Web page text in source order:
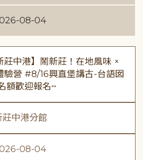
08-04
莊中港】鬧新莊！在地風味 ×
驗營 #8/16興直堡講古-台語囡
額歡迎報名~
莊中港分館
08-04